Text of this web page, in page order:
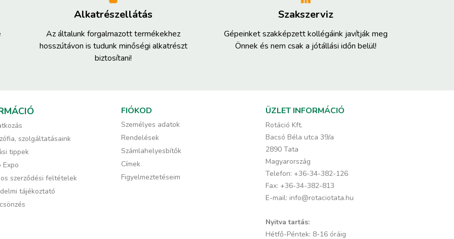
Alkatrészellátás
Az általunk forgalmazott termékekhez
hosszútávon is tudunk minőségi alkatrészt
biztosítani!
Szakszerviz
Gépeinket szakképzett kollégáink javítják meg
Önnek és nem csak a jótállási időn belül!
szolgáltatásaink
tippek
Expo
szerződési feltételek
tájékoztató
FIÓKOD
Személyes adatok
Rendelések
Számlahelyesbítők
Címek
Figyelmeztetéseim
ÜZLET INFORMÁCIÓ
Rotáció Kft.
Bacsó Béla utca 39/a
2890 Tata
Magyarország
Telefon: +36-34-382-126
Fax: +36-34-382-813
E-mail: info@rotaciotata.hu
Nyitva tartás:
Hétfő-Péntek: 8-16 óráig